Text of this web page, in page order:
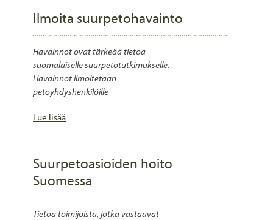
Ilmoita suurpetohavainto
Havainnot ovat tärkeää tietoa
suomalaiselle suurpetotutkimukselle.
Havainnot ilmoitetaan
petoyhdyshenkilöille
Lue lisää
Suurpetoasioiden hoito
Suomessa
Tietoa toimijoista, jotka vastaavat